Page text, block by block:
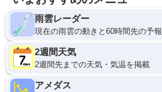
雨雲レーダー
現在の雨雲の動きと60時間先の予報
2週間天気
2週間先までの天気・気温を掲載
アメダス